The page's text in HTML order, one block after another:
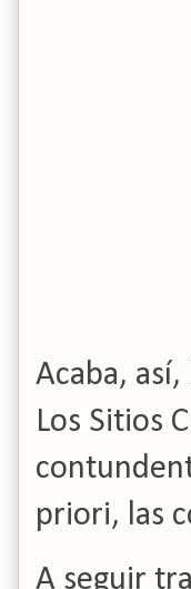
Acaba,
Los Sitios
priori, las
A seguir